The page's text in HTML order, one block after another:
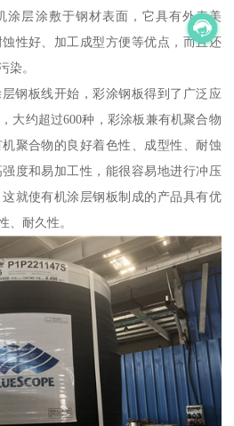
涂层涂敷于钢材表面，它具有外表美
性好、加工成型方便等优点，而且还
染。
钢板线开始，彩涂钢板得到了广泛应
大约超过600种，彩涂板兼有机聚合物
聚合物的良好着色性、成型性、耐蚀
度和易加工性，能很容易地进行冲压
就使有机涂层钢板制成的产品具有优
、耐久性。